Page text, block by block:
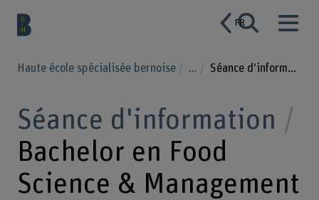
FR
Haute école spécialisée bernoise ... Séance d'information BSc Food Science & Management
Séance d'information
Bachelor en Food
Science & Management